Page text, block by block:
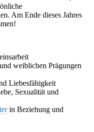
Am Ende dieses Jahres
weiblichen Prägungen
Liebesfähigkeit
Sexualität und
in Beziehung und